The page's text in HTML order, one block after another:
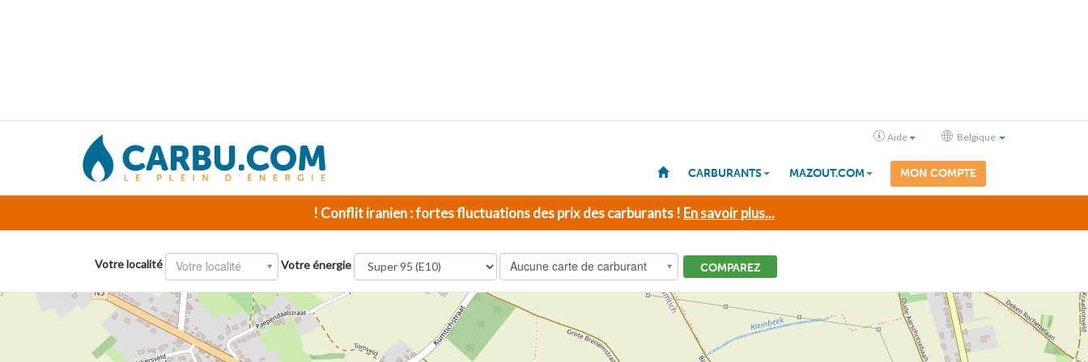
Aide Belgique
CARBURANTS MAZOUT.COM MON COMPTE
! Conflit iranien : fortes fluctuations des prix des carburants ! En savoir plus...
Votre localité Votre localité Votre énergie Aucune carte de carburant COMPAREZ